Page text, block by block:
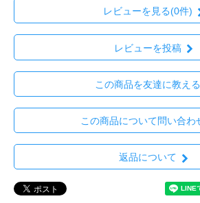
レビューを見る(0件)
レビューを投稿
この商品を友達に教える
この商品について問い合わ
返品について